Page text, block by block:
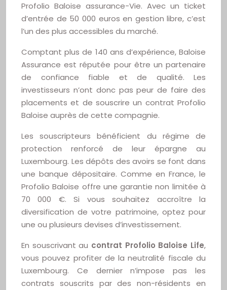
Profolio Baloise assurance-Vie. Avec un ticket
d’entrée de 50 000 euros en gestion libre, c’est
l’un des plus accessibles du marché.
Comptant plus de 140 ans d’expérience, Baloise
Assurance est réputée pour être un partenaire
de confiance fiable et de qualité. Les
investisseurs n’ont donc pas peur de faire des
placements et de souscrire un contrat Profolio
Baloise auprès de cette compagnie.
Les souscripteurs bénéficient du régime de
protection renforcé de leur épargne au
Luxembourg. Les dépôts des avoirs se font dans
une banque dépositaire. Comme en France, le
Profolio Baloise offre une garantie non limitée à
70 000 €. Si vous souhaitez accroître la
diversification de votre patrimoine, optez pour
une ou plusieurs devises d’investissement.
En souscrivant au contrat Profolio Baloise Life,
vous pouvez profiter de la neutralité fiscale du
Luxembourg. Ce dernier n’impose pas les
contrats souscrits par des non-résidents en